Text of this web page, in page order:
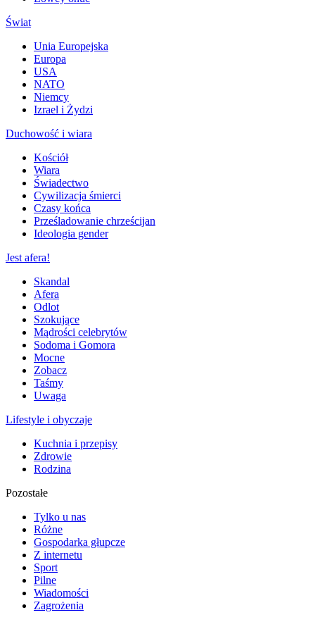
Świat
Unia Europejska
Europa
USA
NATO
Niemcy
Izrael i Żydzi
Duchowość i wiara
Kościół
Wiara
Świadectwo
Cywilizacja śmierci
Czasy końca
Prześladowanie chrześcijan
Ideologia gender
Jest afera!
Skandal
Afera
Odlot
Szokujące
Mądrości celebrytów
Sodoma i Gomora
Mocne
Zobacz
Taśmy
Uwaga
Lifestyle i obyczaje
Kuchnia i przepisy
Zdrowie
Rodzina
Pozostałe
Tylko u nas
Różne
Gospodarka głupcze
Z internetu
Sport
Pilne
Wiadomości
Zagrożenia